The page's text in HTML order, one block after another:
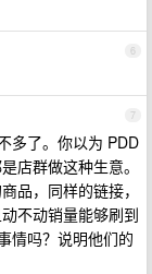
6
7
多了。你以为 PDD
店群做这种生意。
品，同样的链接，
不动销量能够刷到
情吗？说明他们的